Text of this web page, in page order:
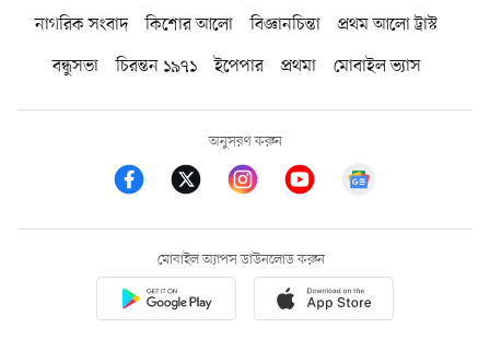
নাগরিক সংবাদ কিশোর আলো বিজ্ঞানচিন্তা
প্রথম আলো ট্রাস্ট
বন্ধুসভা
চিরন্তন ১৯৭১ ইপেপার প্রথমা মোবাইল ভ্যাস
অনুসরণ করুন
মোবাইল অ্যাপস ডাউনলোড করুন